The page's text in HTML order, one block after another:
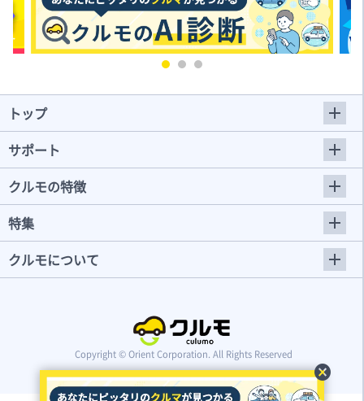
cancel
トップ
サポート
クルモの特徴
特集
クルモについて
Copyright © Orient Corporation. All Rights Reserved